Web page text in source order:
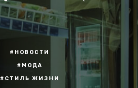
#НОВОСТИ
#МОДА
#СТИЛЬ ЖИЗНИ